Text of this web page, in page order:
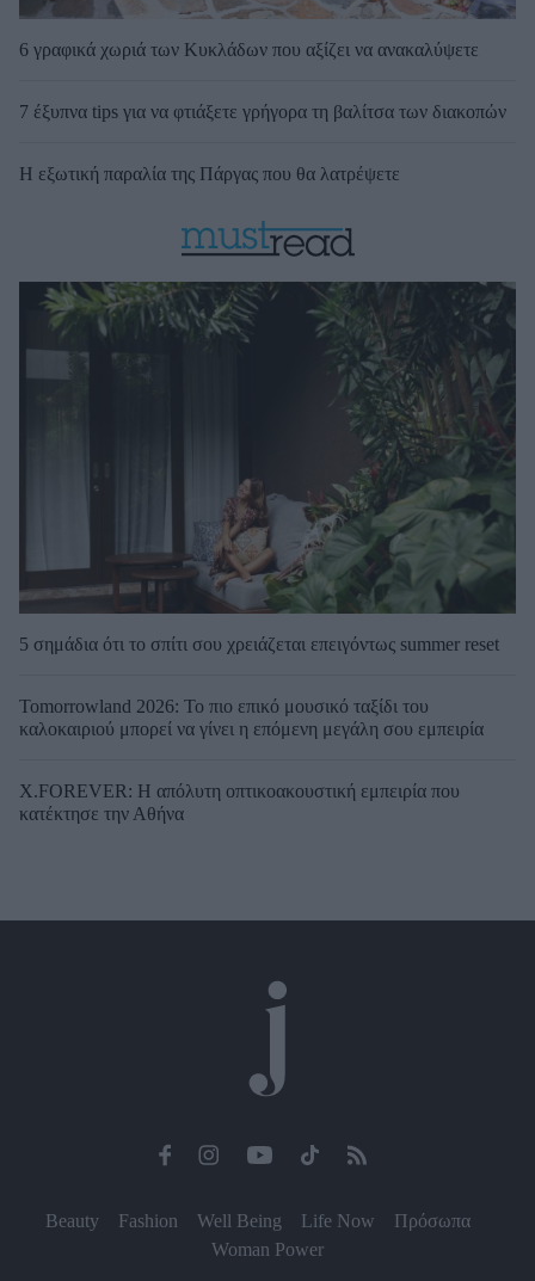
6 γραφικά χωριά των Κυκλάδων που αξίζει να ανακαλύψετε
7 έξυπνα tips για να φτιάξετε γρήγορα τη βαλίτσα των διακοπών
Η εξωτική παραλία της Πάργας που θα λατρέψετε
5 σημάδια ότι το σπίτι σου χρειάζεται επειγόντως summer reset
Tomorrowland 2026: Το πιο επικό μουσικό ταξίδι του
καλοκαιριού μπορεί να γίνει η επόμενη μεγάλη σου εμπειρία
X.FOREVER: Η απόλυτη οπτικοακουστική εμπειρία που
κατέκτησε την Αθήνα
Beauty Fashion Well Being Life Now
Πρόσωπα
Woman Power